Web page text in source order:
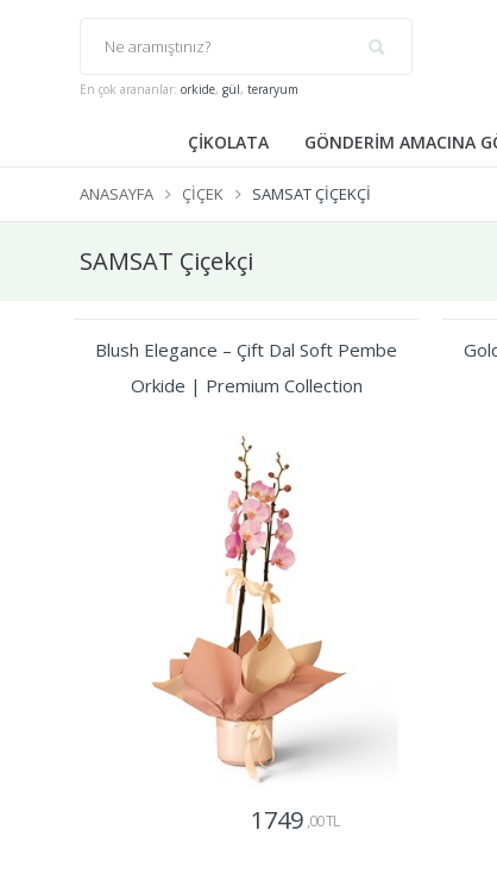
En çok arananlar: orkide, gül, teraryum
ÇİKOLATA GÖNDERİM AMACINA
ANASAYFA ÇIÇEK SAMSAT ÇIÇEKÇI
SAMSAT Çiçekçi
Blush Elegance – Çift Dal Soft Pembe
Orkide | Premium Collection
1749 ,00 TL